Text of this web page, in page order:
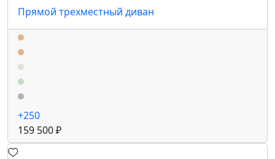
Прямой трехместный диван
+250
159 500 ₽